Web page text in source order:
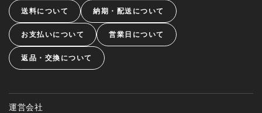
送料について 納期・配送について
お支払いについて 営業日について
返品・交換について
運営会社